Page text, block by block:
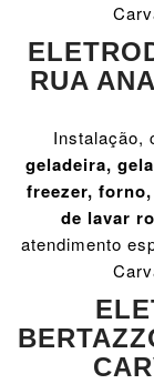
RUA
Instalação,
geladeira,
freezer,
de lavar
atendimento